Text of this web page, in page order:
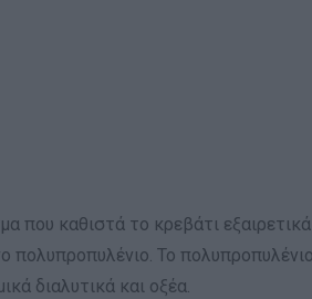
που καθιστά το κρεβάτι
πολυπροπυλένιο. Το
διαλυτικά και οξέα.